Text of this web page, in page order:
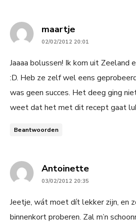
maartjesays:
02/02/2012 20:01
Jaaaa bolussen! Ik kom uit Zeeland
:D. Heb ze zelf wel eens
was geen succes. Het deeg ging
weet dat het met dit recept gaat
Beantwoorden
Antoinettesays:
03/02/2012 20:35
Jeetje, wát moet dít lekker zijn, en
binnenkort proberen. Zal m’n